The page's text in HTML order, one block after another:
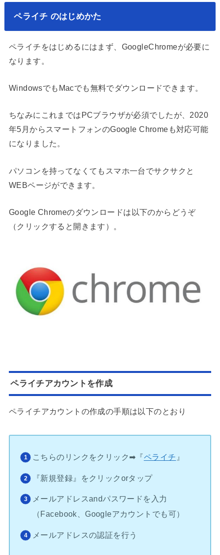
ペライチ のはじめかた
ペライチをはじめるにはまず、GoogleChromeが必要に
なります。
WindowsでもMacでも無料でダウンロードできます。
ちなみにこれまではPCブラウザが必須でしたが、2020
年5月からスマートフォンのGoogle Chromeも対応可能
になりました。
パソコンを持ってなくてもスマホ一台でサクサクと
WEBページができます。
Google Chromeのダウンロードは以下のからどうぞ
（クリックすると開きます）。
ペライチアカウントを作成
ペライチアカウントの作成の手順は以下のとおり
こちらのリンクをクリック➡︎『ペライチ 』
『新規登録』をクリックorタップ
メールアドレスandパスワードを入力
（Facebook、Googleアカウントでも可）
メールアドレスの認証を行う